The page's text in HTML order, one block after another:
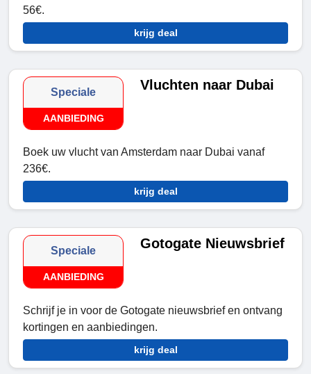
56€.
krijg deal
Speciale
AANBIEDING
Vluchten naar Dubai
Boek uw vlucht van Amsterdam naar Dubai vanaf
236€.
krijg deal
Speciale
AANBIEDING
Gotogate Nieuwsbrief
Schrijf je in voor de Gotogate nieuwsbrief en ontvang
kortingen en aanbiedingen.
krijg deal